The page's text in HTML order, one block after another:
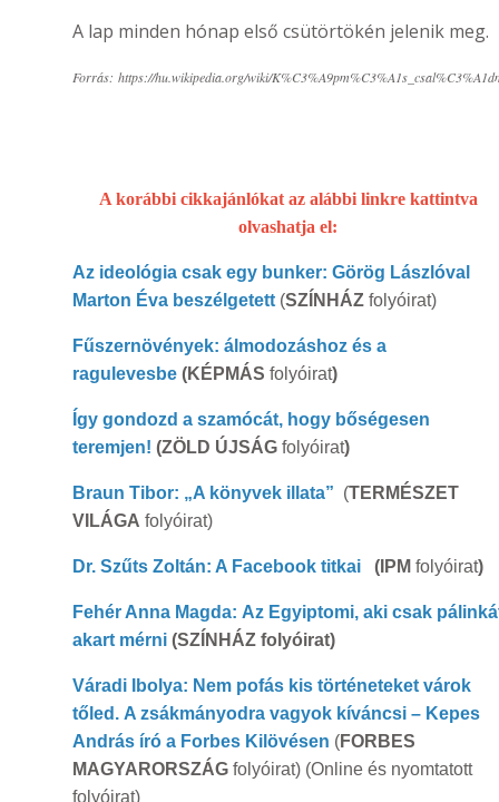
A lap minden hónap első csütörtökén jelenik meg.
Forrás: https://hu.wikipedia.org/wiki/
A korábbi cikkajánlókat az alábbi linkre kattintva
olvashatja el:
Az ideológia csak egy bunker: Görög Lászlóval
Marton Éva beszélgetett (SZÍNHÁZfolyóirat)
Fűszernövények: álmodozáshoz és a
ragulevesbe (KÉPMÁS folyóirat)
Így gondozd a szamócát, hogy bőségesen
teremjen! (ZÖLD ÚJSÁG folyóirat)
Braun Tibor: „A könyvek illata” (TERMÉSZET
VILÁGA folyóirat)
Dr. Szűts Zoltán: A Facebook titkai (IPM folyóirat)
Fehér Anna Magda: Az Egyiptomi, aki csak
akart mérni(SZÍNHÁZ folyóirat)
Váradi Ibolya: Nem pofás kis történeteket várok
tőled. A zsákmányodra vagyok kíváncsi – Kepes
András író a Forbes Kilövésen (FORBES
MAGYARORSZÁGfolyóirat) (Online és nyomtatott
folyóirat)